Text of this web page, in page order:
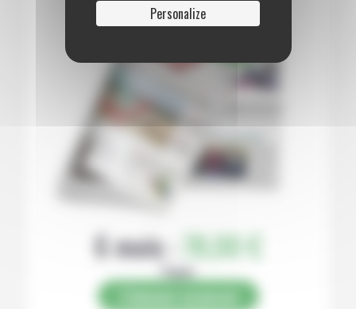
6 mois : 78,00 €
Papier
Personalize